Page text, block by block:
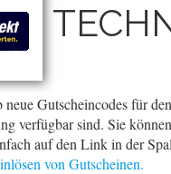
Gutscheincodes für
verfügbar sind. Sie
auf den Link in der
von Gutscheinen.